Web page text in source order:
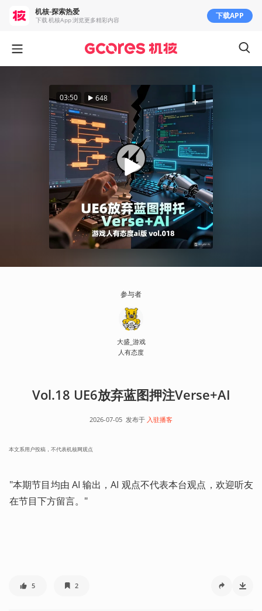
03:50 648
参与者
大盛_游戏
人有态度
Vol.18 UE6放弃蓝图押注Verse+AI
2026-07-05 发布于 入驻播客
本文系用户投稿，不代表机核网观点
"本期节目均由 AI 输出，AI 观点不代表本台观点，欢迎听友
在节目下方留言。"
5 2
机核-探索热爱
下载 机核App 浏览更多精彩内容 下载APP